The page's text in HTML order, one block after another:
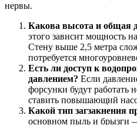
нервы.
Какова высота и общая
этого зависит мощность
Стену выше 2,5 метра
потребуется
Есть ли доступ к
давлением? Если
форсунки будут работать
ставить повышающий
Какой тип загзакнения
основном пыль и брызги